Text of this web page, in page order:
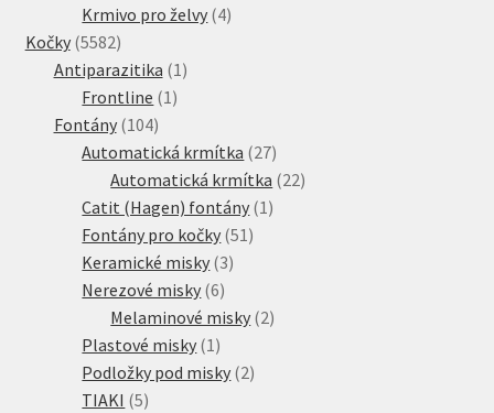
produkty
Krmivo pro želvy 44
Kočky 55825582
produktů
Antiparazitika 1 1
Frontline 1 1
Fontány 104104
produktů
Automatická krmítka 2727
produktů
Automatická krmítka 2222
Catit (Hagen) fontány 1 1
Fontány pro kočky 51 51
Keramické misky 33
Nerezové misky 66
produktů
Melaminové misky 22
Plastové misky 1 1
produkt
Podložky pod misky 22
TIAKI 55